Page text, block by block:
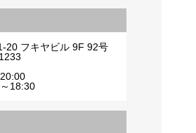
20 フキヤビル 9F 92号
18:30